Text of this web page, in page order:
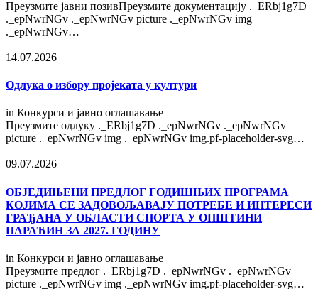
Преузмите јавни позивПреузмите документацију ._ERbj1g7D
._epNwrNGv ._epNwrNGv picture ._epNwrNGv img
._epNwrNGv…
14.07.2026
Одлука о избору пројеката у култури
in Конкурси и јавно оглашавање
Преузмите одлуку ._ERbj1g7D ._epNwrNGv ._epNwrNGv
picture ._epNwrNGv img ._epNwrNGv img.pf-placeholder-svg…
09.07.2026
OБЈЕДИЊЕНИ ПРЕДЛОГ ГОДИШЊИХ ПРОГРАМА
КОЈИМА СЕ ЗАДОВОЉАВАЈУ ПОТРЕБЕ И ИНТЕРЕСИ
ГРАЂАНА У ОБЛАСТИ СПОРТА У ОПШТИНИ
ПАРАЋИН ЗА 2027. ГОДИНУ
in Конкурси и јавно оглашавање
Преузмите предлог ._ERbj1g7D ._epNwrNGv ._epNwrNGv
picture ._epNwrNGv img ._epNwrNGv img.pf-placeholder-svg…